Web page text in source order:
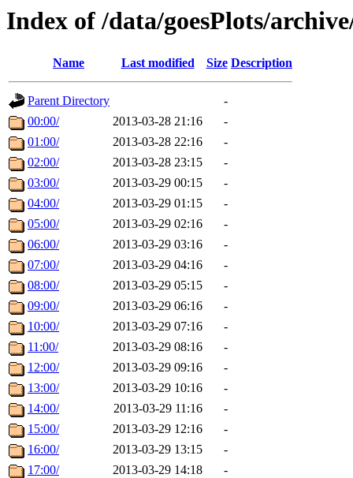
Index of /data/goesPlots/
Name Last modified Size Description
Parent Directory
-
00:00/
2013-03-28 21:16
-
01:00/
2013-03-28 22:16
-
02:00/
2013-03-28 23:15
-
03:00/
2013-03-29 00:15
-
04:00/
2013-03-29 01:15
-
05:00/
2013-03-29 02:16
-
06:00/
2013-03-29 03:16
-
07:00/
2013-03-29 04:16
-
08:00/
2013-03-29 05:15
-
09:00/
2013-03-29 06:16
-
10:00/
2013-03-29 07:16
-
11:00/
2013-03-29 08:16
-
12:00/
2013-03-29 09:16
-
13:00/
2013-03-29 10:16
-
14:00/
2013-03-29 11:16
-
15:00/
2013-03-29 12:16
-
16:00/
2013-03-29 13:15
-
17:00/
2013-03-29 14:18
-